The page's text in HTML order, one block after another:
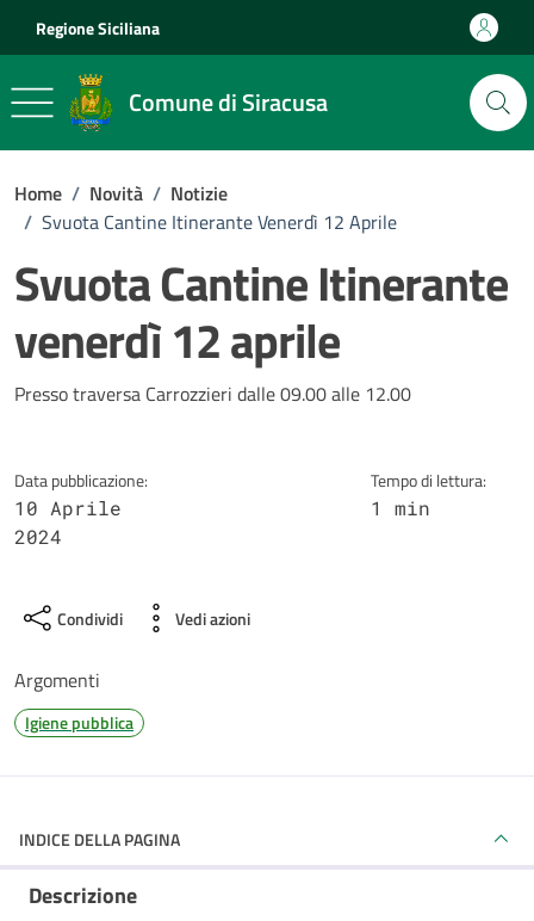
Regione Siciliana
Comune di Siracusa
Home / Novità / Notizie
/ Svuota Cantine Itinerante Venerdì 12 Aprile
Svuota Cantine Itinerante
venerdì 12 aprile
Dettagli della notizia
Presso traversa Carrozzieri dalle 09.00 alle 12.00
Data pubblicazione:
10 Aprile
2024
Tempo di lettura:
1 min
Condividi Vedi azioni
Argomenti
Igiene pubblica
INDICE DELLA PAGINA
Descrizione